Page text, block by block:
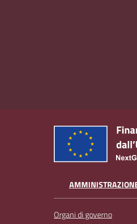
Organi di governo